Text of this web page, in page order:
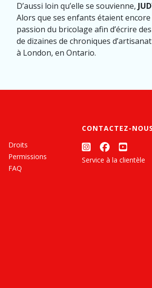
D’aussi loin qu’elle se souvienne,
Alors que ses enfants étaient
passion du bricolage afin d’écrire
de dizaines de chroniques
à London, en Ontario.
Droits
Permissions
FAQ
CONTACTEZ-NOUS
Service à la clientèle